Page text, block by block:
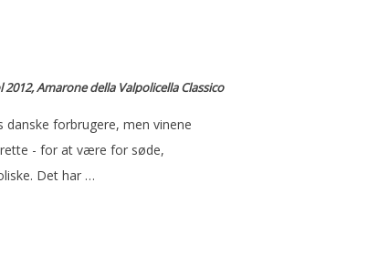
Amarone della Valpolicella Classico
forbrugere, men vinene
- for at være for søde,
Det har …